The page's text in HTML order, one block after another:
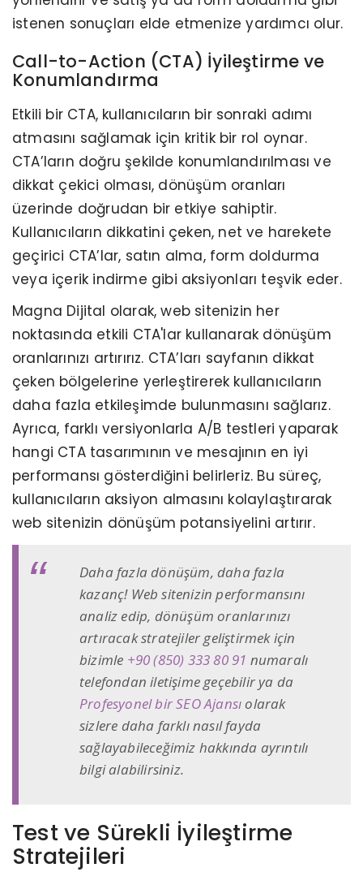
istenen sonuçları elde etmenize yardımcı olur.
Call-to-Action (CTA) İyileştirme ve
Konumlandırma
Etkili bir CTA, kullanıcıların bir sonraki adımı
atmasını sağlamak için kritik bir rol oynar.
CTA’ların doğru şekilde konumlandırılması ve
dikkat çekici olması, dönüşüm oranları
üzerinde doğrudan bir etkiye sahiptir.
Kullanıcıların dikkatini çeken, net ve harekete
geçirici CTA’lar, satın alma, form doldurma
veya içerik indirme gibi aksiyonları teşvik eder.
Magna Dijital olarak, web sitenizin her
noktasında etkili CTA'lar kullanarak dönüşüm
oranlarınızı artırırız. CTA’ları sayfanın dikkat
çeken bölgelerine yerleştirerek kullanıcıların
daha fazla etkileşimde bulunmasını sağlarız.
Ayrıca, farklı versiyonlarla A/B testleri yaparak
hangi CTA tasarımının ve mesajının en iyi
performansı gösterdiğini belirleriz. Bu süreç,
kullanıcıların aksiyon almasını kolaylaştırarak
web sitenizin dönüşüm potansiyelini artırır.
Daha fazla dönüşüm, daha fazla
kazanç! Web sitenizin performansını
analiz edip, dönüşüm oranlarınızı
artıracak stratejiler geliştirmek için
bizimle +90 (850) 333 80 91 numaralı
telefondan iletişime geçebilir ya da
Profesyonel bir SEO Ajansı olarak
sizlere daha farklı nasıl fayda
sağlayabileceğimiz hakkında ayrıntılı
bilgi alabilirsiniz.
Test ve Sürekli İyileştirme
Stratejileri